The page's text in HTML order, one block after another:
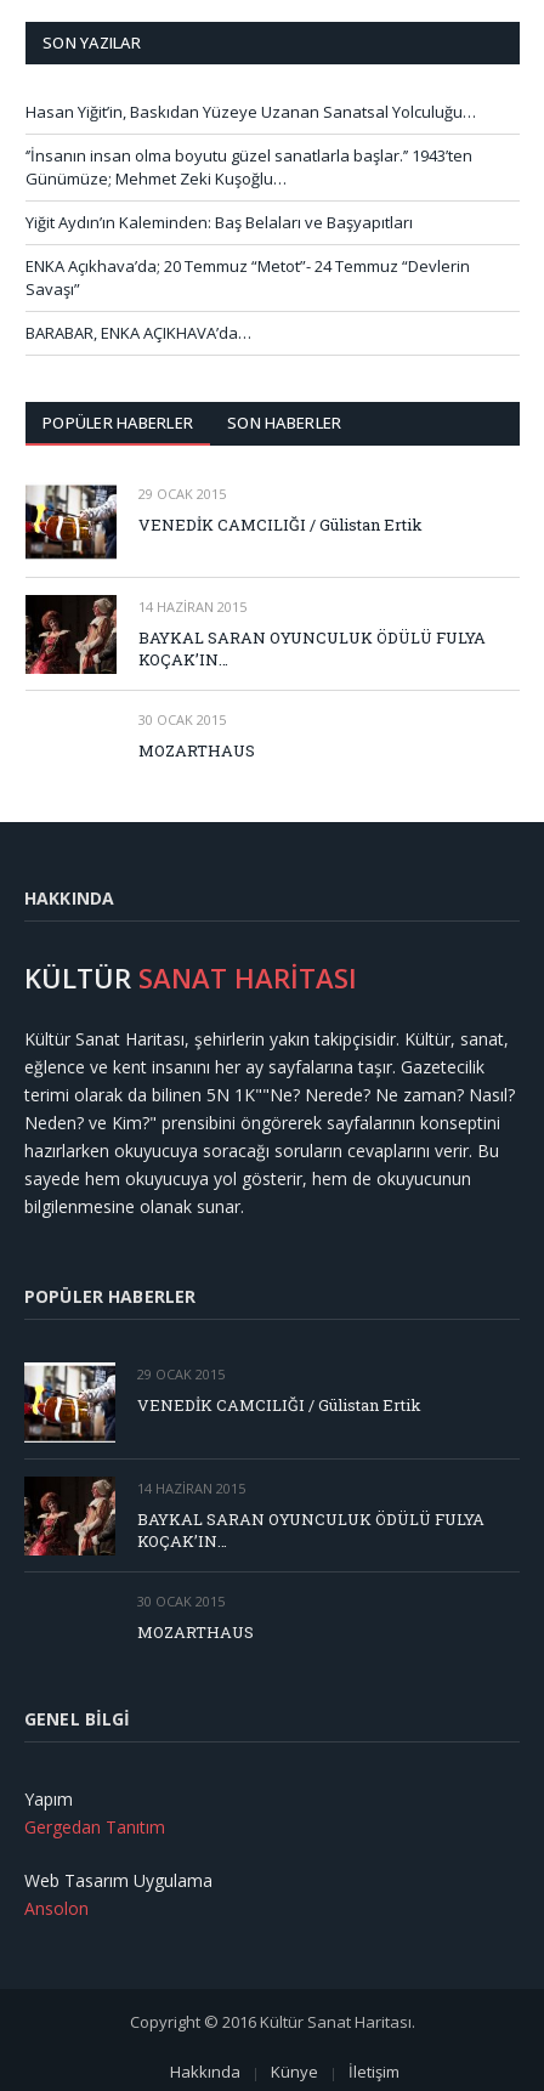
SON YAZILAR
Hasan Yiğit’in, Baskıdan Yüzeye Uzanan Sanatsal Yolculuğu…
‘’İnsanın insan olma boyutu güzel sanatlarla başlar.’’ 1943’ten
Günümüze; Mehmet Zeki Kuşoğlu…
Yiğit Aydın’ın Kaleminden: Baş Belaları ve Başyapıtları
ENKA Açıkhava’da; 20 Temmuz “Metot”- 24 Temmuz “Devlerin
Savaşı”
BARABAR, ENKA AÇIKHAVA’da…
POPÜLER HABERLER SON HABERLER
29 OCAK 2015
VENEDİK CAMCILIĞI / Gülistan Ertik
14 HAZIRAN 2015
BAYKAL SARAN OYUNCULUK ÖDÜLÜ FULYA
KOÇAK’IN…
30 OCAK 2015
MOZARTHAUS
HAKKINDA
KÜLTÜR SANAT HARİTASI
Kültür Sanat Haritası, şehirlerin yakın takipçisidir. Kültür, sanat,
eğlence ve kent insanını her ay sayfalarına taşır. Gazetecilik
terimi olarak da bilinen 5N 1K""Ne? Nerede? Ne zaman? Nasıl?
Neden? ve Kim?" prensibini öngörerek sayfalarının konseptini
hazırlarken okuyucuya soracağı soruların cevaplarını verir. Bu
sayede hem okuyucuya yol gösterir, hem de okuyucunun
bilgilenmesine olanak sunar.
POPÜLER HABERLER
29 OCAK 2015
VENEDİK CAMCILIĞI / Gülistan Ertik
14 HAZIRAN 2015
BAYKAL SARAN OYUNCULUK ÖDÜLÜ FULYA
KOÇAK’IN…
30 OCAK 2015
MOZARTHAUS
GENEL BILGI
Yapım
Gergedan Tanıtım
Web Tasarım Uygulama
Ansolon
Copyright © 2016 Kültür Sanat Haritası.
Hakkında Künye İletişim